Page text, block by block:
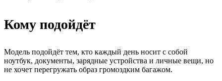
Кому подойдёт
Модель подойдёт тем, кто каждый день носит с собой
ноутбук, документы, зарядные устройства и личные вещи, но
не хочет перегружать образ громоздким багажом.